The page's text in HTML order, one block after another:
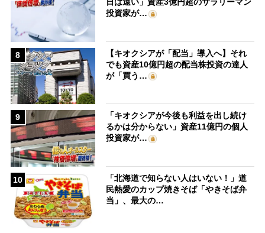
投資家が…
8
【キオクシアが「配当」導入へ】それ
でも資産10億円超の配当株投資の達人
が「買う…
9
「キオクシアが今後も利益を出し続け
るかは分からない」資産11億円の個人
投資家が…
10
「北海道で知らない人はいない！」道
民熱愛のカップ焼きそば「やきそば弁
当」、最大の…